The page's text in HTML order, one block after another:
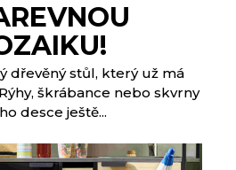
dřevěný stůl, který už má
škrábance nebo skvrny
desce ještě...